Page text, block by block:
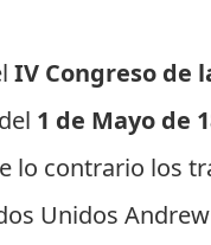
IV Congreso de
1 de Mayo de
lo contrario los
Unidos